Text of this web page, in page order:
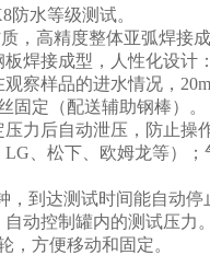
防水等级测试。
，高精度整体亚弧焊接
焊接成型，人性化设计
观察样品的进水情况，
固定（配送辅助钢棒）。
力后自动泄压，防止操
、松下、欧姆龙等）
，到达测试时间能自动
动控制罐内的测试压力
，方便移动和固定。